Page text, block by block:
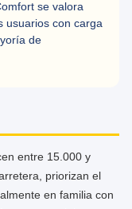
se valora
usuarios con carga
de
entre 15.000 y
priorizan el
en familia con